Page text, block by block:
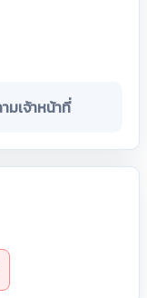
มเจ้าหน้าที่